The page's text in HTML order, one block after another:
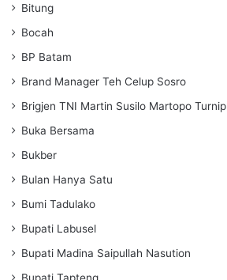
Bitung
Bocah
BP Batam
Brand Manager Teh Celup Sosro
Brigjen TNI Martin Susilo Martopo Turnip
Buka Bersama
Bukber
Bulan Hanya Satu
Bumi Tadulako
Bupati Labusel
Bupati Madina Saipullah Nasution